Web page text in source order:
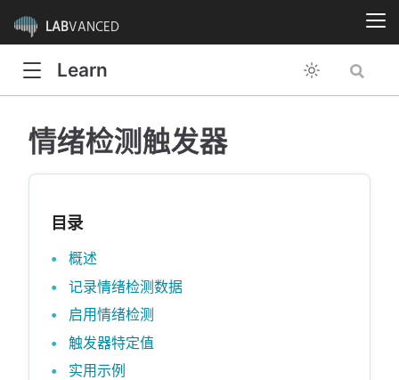
LABVANCED
Learn
情绪检测触发器
目录
概述
记录情绪检测数据
启用情绪检测
触发器特定值
实用示例